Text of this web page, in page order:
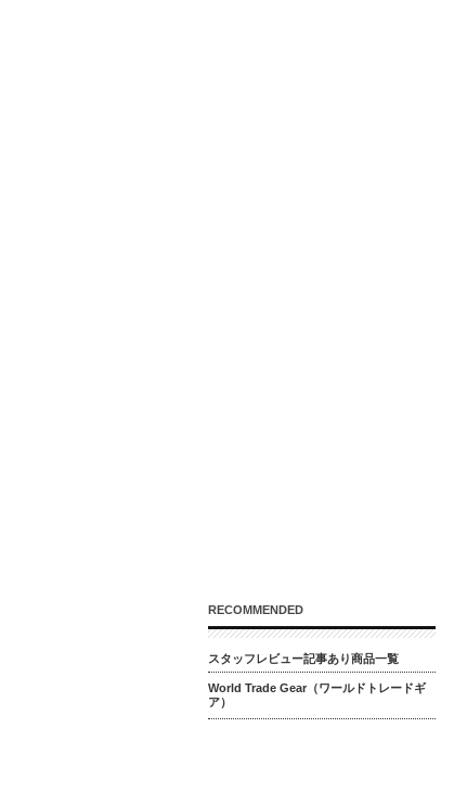
RECOMMENDED
スタッフレビュー記事あり商品一覧
World Trade Gear（ワールドトレードギ
ア）